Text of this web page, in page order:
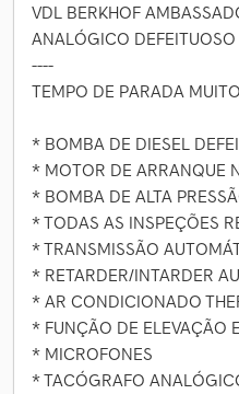
VDL BERKHOF
ANALÓGICO DEFEITUOSO
----
TEMPO DE PARADA
* BOMBA DE DIESEL
* MOTOR DE ARRANQUE
* BOMBA DE ALTA
* TODAS AS INSPEÇÕES
* TRANSMISSÃO
* RETARDER/INTARDER
* AR CONDICIONADO
* FUNÇÃO DE ELEVAÇÃO
* MICROFONES
* TACÓGRAFO